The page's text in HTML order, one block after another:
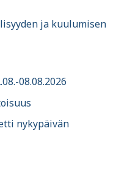
ja kuulumisen
08.08.2026
nykypäivän